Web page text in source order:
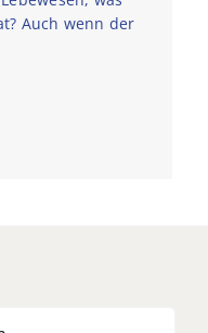
Auch wenn der